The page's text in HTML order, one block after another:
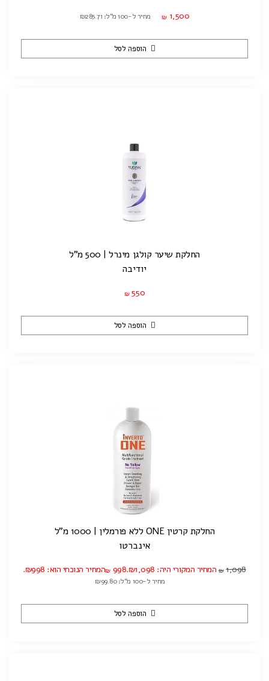
₪ 1,500 מחיר ל-100 מ"ל: ₪285.71
הוספה לסל
החלקת שיער קולגן מינרל | 500 מ”ל
יודיבה
₪ 550
הוספה לסל
החלקת קרטין ONE ללא פורמלין | 1000 מ"ל
אינברטו
₪ 1,098 המחיר המקורי היה: ₪1,098. ₪ 998 המחיר הנוכחי הוא: ₪998.
מחיר ל-100 מ"ל: ₪99.80
הוספה לסל